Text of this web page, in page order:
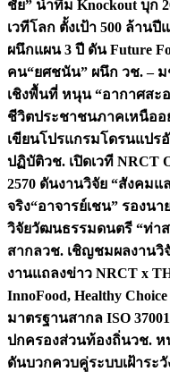
ชัย” นำทีม Knockout บุก
เวทีโลก ตั้งเป้า 500 ล้านปี
ผนึกแผน 3 ปี ดัน Future
คน“ยศชนัน” ผนึก วช. –
เชิงพื้นที่ หนุน “อากาศส
ชีวิตประชาชนภาคเหนืออ
เขียนโปรแกรมโดรนแปร
ปฏิบัติวช. เปิดเวที NRCT
2570 ดันงานวิจัย “สังคม
จริง“อาจารย์เชน” รองน
วิจัยวัฒนธรรมดนตรี “ท่า
สากลวช. เชิญชมผลงานวิ
งานแถลงข่าว NRCT x
InnoFood, Healthy Choice
มาตรฐานสากล ISO
ปกครองส่วนท้องถิ่นวช. ห
ดันบวกควบคู่ระบบเฝ้าระ